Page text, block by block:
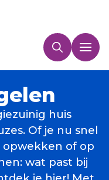
huis
Of je nu snel
of op
wat past bij